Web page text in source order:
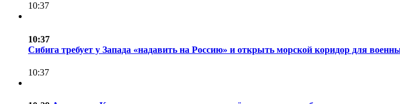
10:37
10:37
Сибига требует у Запада «надавить на Россию» и открыть морской коридор для
10:37